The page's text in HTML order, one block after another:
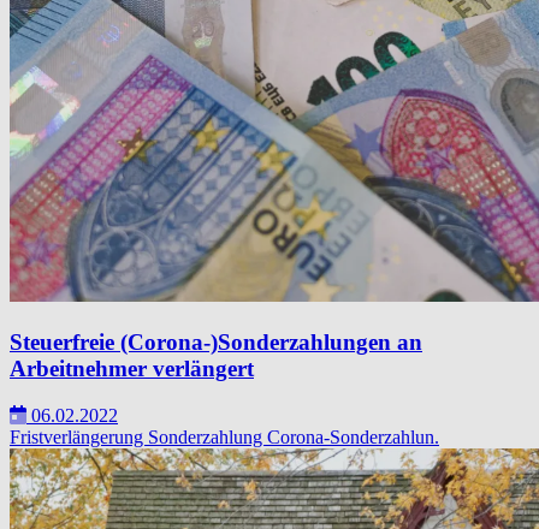
Steuerfreie (Corona-)Sonderzahlungen an
Arbeitnehmer verlängert
06.02.2022
Fristverlängerung Sonderzahlung Corona-Sonderzahlun.